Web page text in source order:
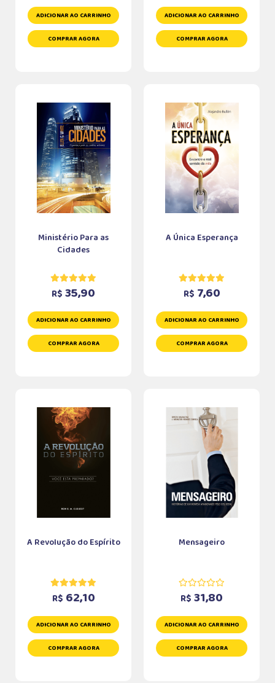
ADICIONAR AO CARRINHO
COMPRAR AGORA
ADICIONAR AO CARRINHO
COMPRAR AGORA
Ministério Para as
Cidades
R$ 35,90
ADICIONAR AO CARRINHO
COMPRAR AGORA
A Única Esperança
R$ 7,60
ADICIONAR AO CARRINHO
COMPRAR AGORA
A Revolução do Espírito
R$ 62,10
ADICIONAR AO CARRINHO
COMPRAR AGORA
Mensageiro
R$ 31,80
ADICIONAR AO CARRINHO
COMPRAR AGORA